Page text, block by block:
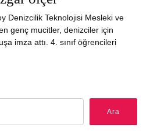
Denizcilik Teknolojisi Mesleki ve
genç mucitler, denizciler için
imza attı. 4. sınıf öğrencileri
Ara